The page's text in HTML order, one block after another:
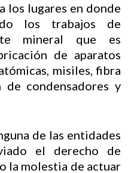
los lugares en donde
los trabajos de
mineral que es
de aparatos
misiles, fibra
condensadores y
de las entidades
el derecho de
la molestia de actuar